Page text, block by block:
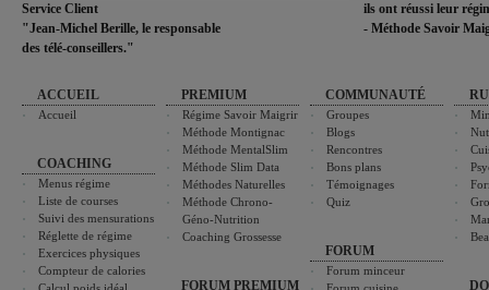
Service Client
"Jean-Michel Berille, le responsable
des télé-conseillers."
ils ont réussi leur
- Méthode Savoir
ACCUEIL
Accueil
COACHING
Menus régime
Liste de courses
Suivi des mensurations
Réglette de régime
Exercices physiques
Compteur de calories
PREMIUM
Régime Savoir Maigrir
Méthode Montignac
Méthode MentalSlim
Méthode Slim Data
Méthodes Naturelles
Méthode Chrono-
Géno-Nutrition
Coaching Grossesse
FORUM PREMIUM
COMMUNAUTÉ
Groupes
Blogs
Rencontres
Bons plans
Témoignages
Quiz
FORUM
Forum minceur